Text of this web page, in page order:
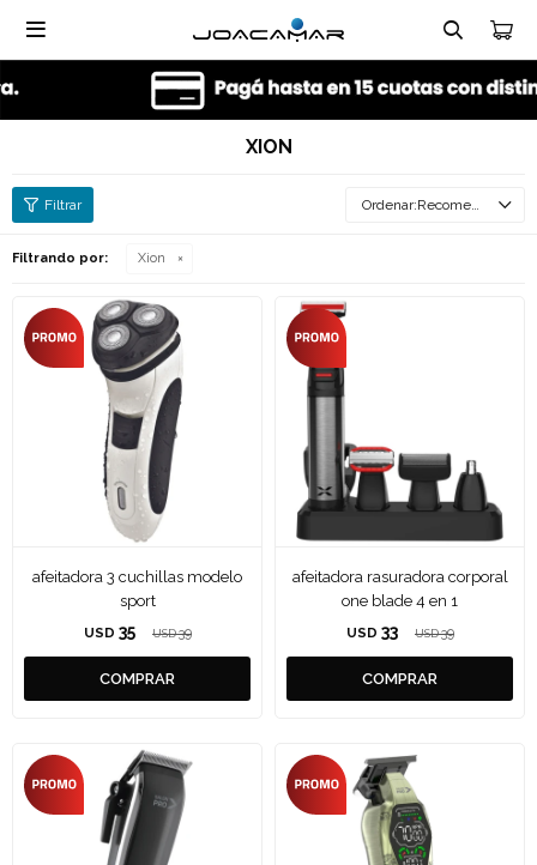

XION
Recomendados
Filtrando por: Xion
afeitadora 3 cuchillas modelo
sport
USD 35 USD 39
afeitadora rasuradora corporal
one blade 4 en 1
USD 33 USD 39